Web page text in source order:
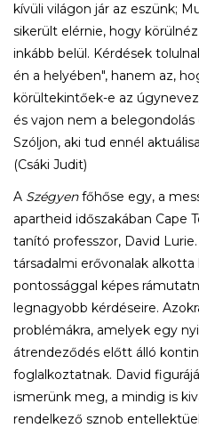
kívüli világon jár az eszünk;
sikerült elérnie, hogy
inkább belül. Kérdések
én a helyében", hanem az,
körültekintőek-e az
és vajon nem a
Szóljon, aki tud ennél
(Csáki Judit)
A Szégyenfőhőse egy, a
apartheid időszakában Cape
tanító professzor, David
társadalmi erővonalak
pontossággal képes
legnagyobb kérdéseire.
problémákra, amelyek egy
átrendeződés előtt álló
foglalkoztatnak. David
ismerünk meg, a mindig is
rendelkező sznob